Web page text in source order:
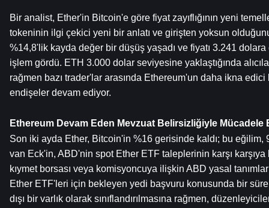
Bir analist, Ether'in Bitcoin'e göre fiyat zayıflığının yeni
tokeninin ilgi çekici yeni bir anlatı ve girişten yoksun
%14,8'lik kayda değer bir düşüş yaşadı ve fiyatı 3.241
işlem gördü. ETH 3.000 dolar seviyesine yaklaştığında
rağmen bazı trader'lar arasında Ethereum'un daha ikna
endişeler devam ediyor.
Ethereum Devam Eden Mevzuat Belirsizliğiyle Mücadele
Son iki ayda Ether, Bitcoin'in %16 gerisinde kaldı; bu eğilim,
van Eck'in, ABD'nin spot Ether ETF taleplerinin karşı
kıymet borsası veya komisyoncuya ilişkin ABD yasal
Ether ETF'leri için bekleyen yedi başvuru konusunda bir
dışı bir varlık olarak sınıflandırılmasına rağmen,